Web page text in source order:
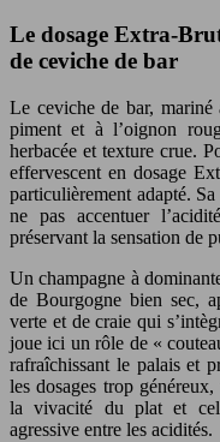
Le dosage Extra-
de ceviche de bar
Le ceviche de bar,
piment et à l’oignon
herbacée et texture crue.
effervescent en dosage
particulièrement adapté.
ne pas accentuer
préservant la sensation de
Un champagne à
de Bourgogne bien sec,
verte et de craie qui
joue ici un rôle de «
rafraîchissant le palais et
les dosages trop
la vivacité du plat et
agressive entre les acidités.